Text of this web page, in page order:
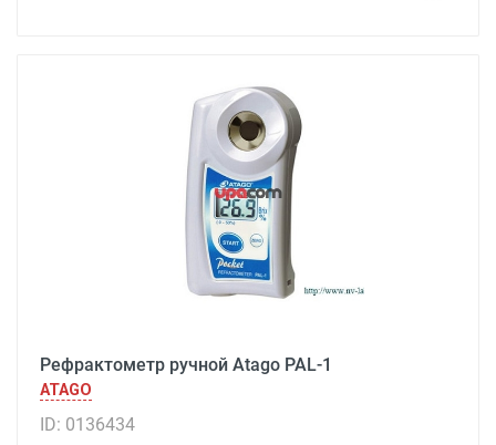
Рефрактометр ручной Atago PAL-1
ATAGO
ID: 0136434